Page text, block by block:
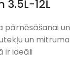
12L
pārnēsāšanai un
un mitruma
ir ideāli